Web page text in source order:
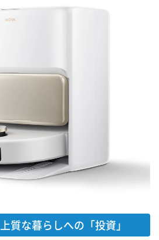
質な暮らしへの「投資」